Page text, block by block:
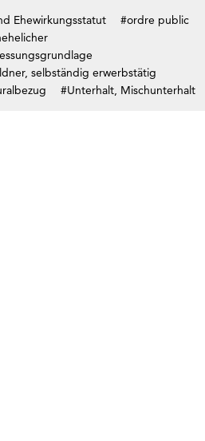
Ehewirkungsstatut
#ordre public
selbständig erwerbstätig
#Unterhalt, Mischunterhalt